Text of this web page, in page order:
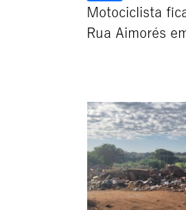
Motociclista
Rua Aimorés